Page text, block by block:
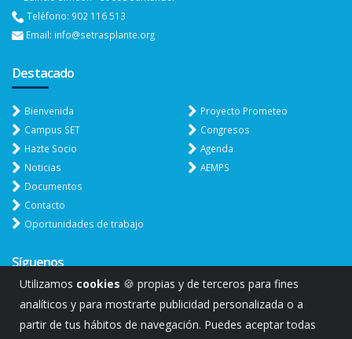
Teléfono: 902 116 513
Email: info@setrasplante.org
Destacado
Bienvenida
Campus SET
Hazte Socio
Noticias
Proyecto Prometeo
Congresos
Agenda
AEMPS
Documentos
Contacto
Oportunidades de trabajo
Síguenos
Utilizamos cookies 🍪 propias y de terceros para fines
analíticos y para mostrarte publicidad personalizada o a
partir de tus hábitos de navegación. Puedes aceptar todas